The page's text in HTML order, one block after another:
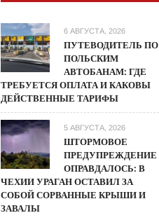
6 АВГУСТА, 2026
ПУТЕВОДИТЕЛЬ ПО
ПОЛЬСКИМ
АВТОБАНАМ: ГДЕ
ТРЕБУЕТСЯ ОПЛАТА И КАКОВЫ
ДЕЙСТВЕННЫЕ ТАРИФЫ
5 АВГУСТА, 2026
ШТОРМОВОЕ
ПРЕДУПРЕЖДЕНИЕ
ОПРАВДАЛОСЬ: В
ЧЕХИИ УРАГАН ОСТАВИЛ ЗА
СОБОЙ СОРВАННЫЕ КРЫШИ И
ЗАВАЛЫ